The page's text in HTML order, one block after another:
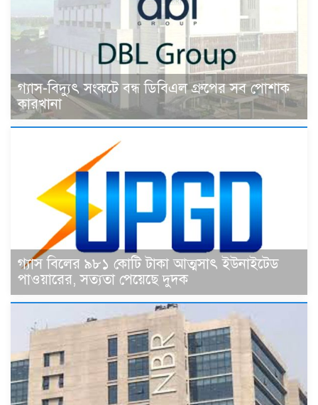
গ্যাস-বিদ্যুৎ সংকটে বন্ধ ডিবিএল গ্রুপের সব পোশাক
কারখানা
গ্যাস বিলের ৯৮১ কোটি টাকা আত্মসাৎ ইউনাইটেড
পাওয়ারের, সত্যতা পেয়েছে দুদক